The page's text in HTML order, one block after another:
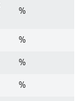
%
%
%
%